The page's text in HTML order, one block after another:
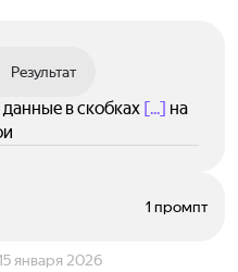
Результат
в скобках [...] на
1 промпт
января 2026